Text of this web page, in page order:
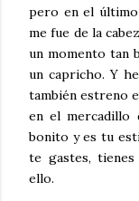
pero en el último
me fue de la
un momento tan
un capricho. Y
también estreno
en el mercadillo
bonito y es tu
te gastes,
ello.